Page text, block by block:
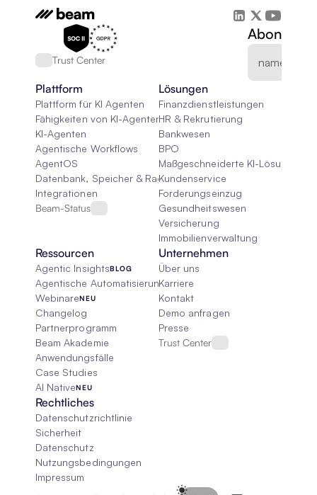
Trust Center
Plattform
Plattform für KI Agenten
Fähigkeiten von KI-Agenten
KI-Agenten
Agentische Workflows
AgentOS
Datenbank, Speicher & Rag
Integrationen
Beam-Status
Lösungen
Finanzdienstleistungen
HR & Rekrutierung
Bankwesen
BPO
Maßgeschneiderte KI-Lösungen
Kundenservice
Forderungseinzug
Gesundheitswesen
Versicherung
Immobilienverwaltung
Ressourcen
Agentic InsightsBLOG
Agentische Automatisierung 101
WebinareNEU
Changelog
Partnerprogramm
Beam Akademie
Anwendungsfälle
Case Studies
AI NativeNEU
Unternehmen
Über uns
Karriere
Kontakt
Demo anfragen
Presse
Trust Center
Rechtliches
Datenschutzrichtlinie
Sicherheit
Datenschutz
Nutzungsbedingungen
Impressum